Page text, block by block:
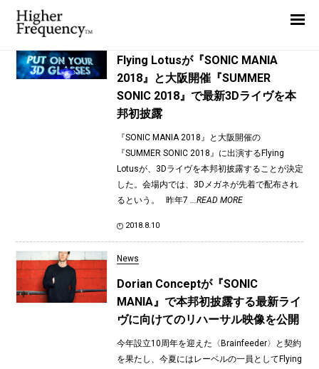
TAG: SONIC MANIA
Flying Lotusが『SONIC MANIA
2018』と大阪開催『SUMMER
SONIC 2018』で最新3Dライヴを本
邦初披露
『SONIC MANIA 2018』と大阪開催の
『SUMMER SONIC 2018』に出演するFlying
Lotusが、3Dライヴを本邦初披露することが決定
した。会場内では、3Dメガネが先着で配布され
るという。 昨年7 ...READ MORE
2018.8.10
News
Dorian Conceptが『SONIC
MANIA』で本邦初披露する最新ライ
ヴに向けてのリハーサル映像を公開
今年設立10周年を迎えた〈Brainfeeder〉と契約
を果たし、今夏にはレーベルの一員としてFlying
News
Interview
Highlight
Report